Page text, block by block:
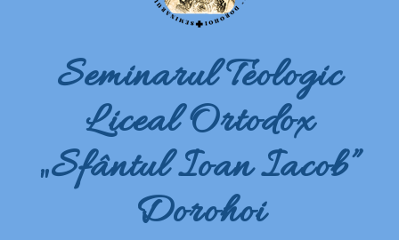
Seminarul Teologic
Liceal Ortodox
„Sfântul Ioan Iacob”
Dorohoi